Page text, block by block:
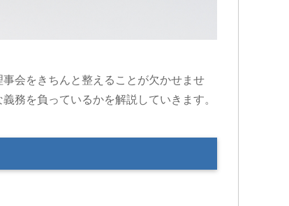
会をきちんと整えることが欠かせませ
務を負っているかを解説していきます。